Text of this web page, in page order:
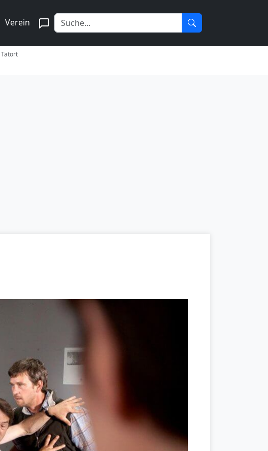
Verein
Tatort